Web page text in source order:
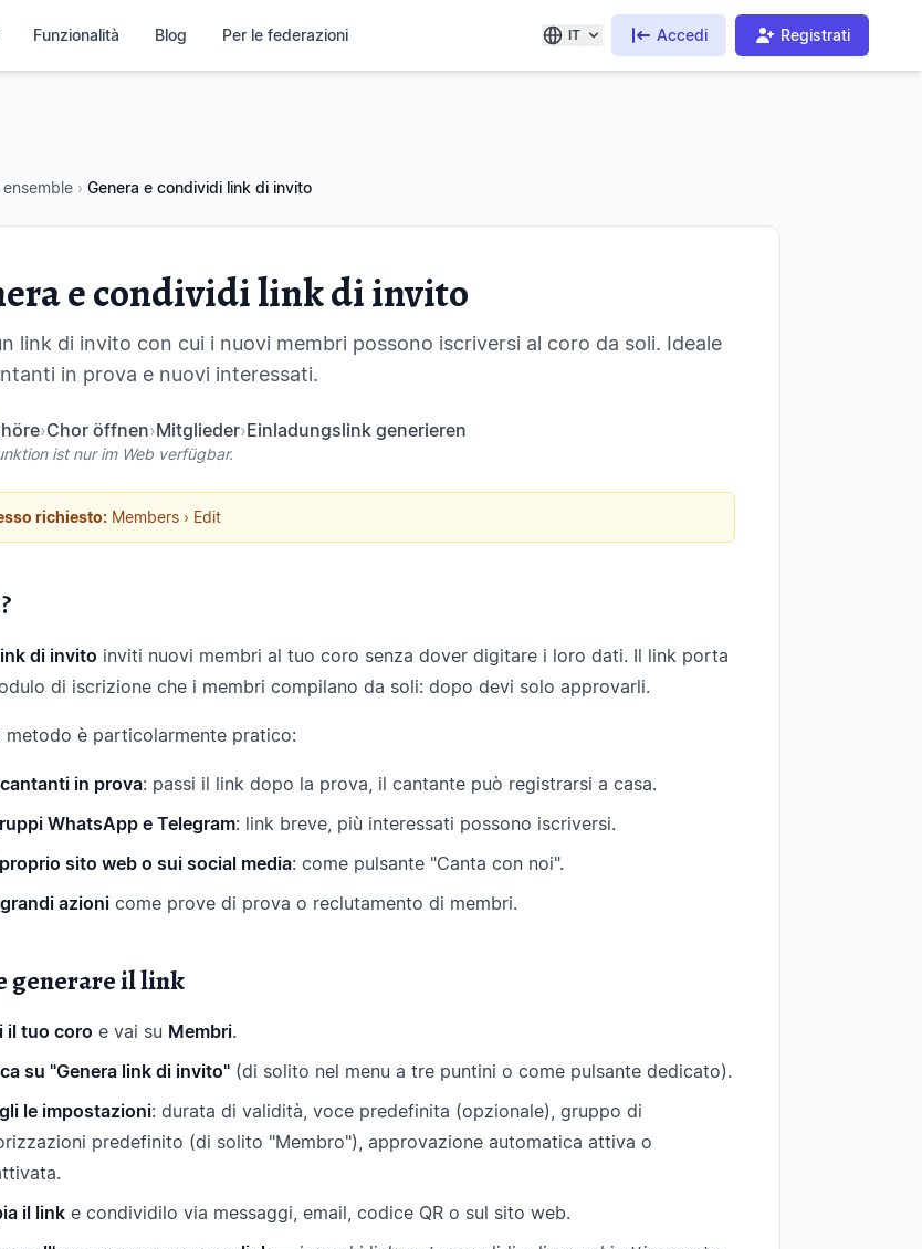
Funzionalità Blog Per le federazioni IT Accedi Registrati
› Genera e condividi link di invito
e condividi link di invito
link di invito con cui i nuovi membri possono iscriversi al coro da soli. Ideale
in prova e nuovi interessati.
›Chor öffnen›Mitglieder›Einladungslink generieren
ist nur im Web verfügbar.
richiesto: Members › Edit
di invito inviti nuovi membri al tuo coro senza dover digitare i loro dati. Il link porta
di iscrizione che i membri compilano da soli: dopo devi solo approvarli.
metodo è particolarmente pratico:
in prova: passi il link dopo la prova, il cantante può registrarsi a casa.
WhatsApp e Telegram: link breve, più interessati possono iscriversi.
sito web o sui social media: come pulsante "Canta con noi".
azioni come prove di prova o reclutamento di membri.
generare il link
il tuo coro e vai su Membri.
su "Genera link di invito" (di solito nel menu a tre puntini o come pulsante dedicato).
le impostazioni: durata di validità, voce predefinita (opzionale), gruppo di
predefinito (di solito "Membro"), approvazione automatica attiva o
il link e condividilo via messaggi, email, codice QR o sul sito web.